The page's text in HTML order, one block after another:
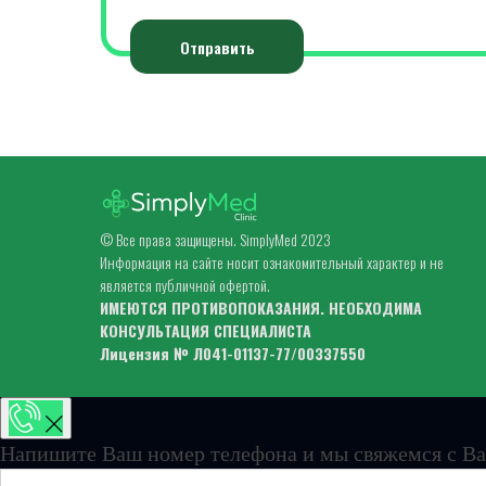
Отправить
© Все права защищены. SimplyMed 2023
Информация на сайте носит ознакомительный характер и не
является публичной офертой.
ИМЕЮТСЯ ПРОТИВОПОКАЗАНИЯ. НЕОБХОДИМА
КОНСУЛЬТАЦИЯ СПЕЦИАЛИСТА
Лицензия № Л041-01137-77/00337550
Напишите Ваш номер телефона и мы свяжемся с